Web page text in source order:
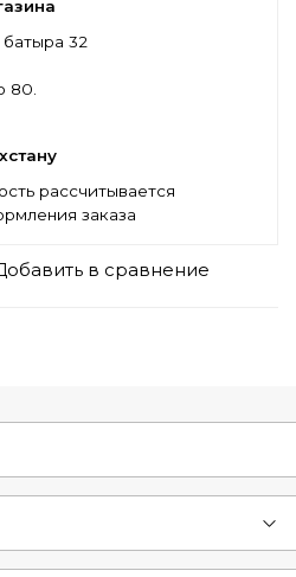
в сравнение
32
80.
рассчитывается
заказа